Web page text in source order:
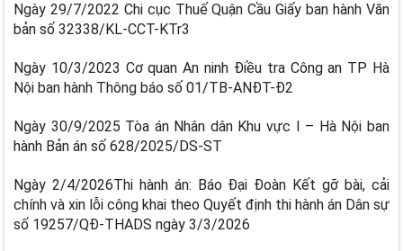
Ngày 29/7/2022 Chi cục Thuế Quận Cầu Giấy ban hành Văn
bản số 32338/KL-CCT-KTr3
Ngày 10/3/2023 Cơ quan An ninh Điều tra Công an TP Hà
Nội ban hành Thông báo số 01/TB-ANĐT-Đ2
Ngày 30/9/2025 Tòa án Nhân dân Khu vực I – Hà Nội ban
hành Bản án số 628/2025/DS-ST
Ngày 2/4/2026Thi hành án: Báo Đại Đoàn Kết gỡ bài, cải
chính và xin lỗi công khai theo Quyết định thi hành án Dân sự
số 19257/QĐ-THADS ngày 3/3/2026